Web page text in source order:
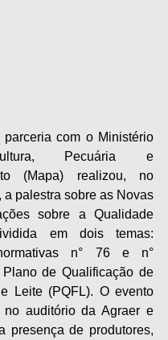
parceria com o Ministério
Pecuária e
(Mapa) realizou, no
a palestra sobre as Novas
sobre a Qualidade
em dois temas:
n° 76 e n°
de Qualificação de
Leite (PQFL). O evento
no auditório da Agraer e
presença de produtores,